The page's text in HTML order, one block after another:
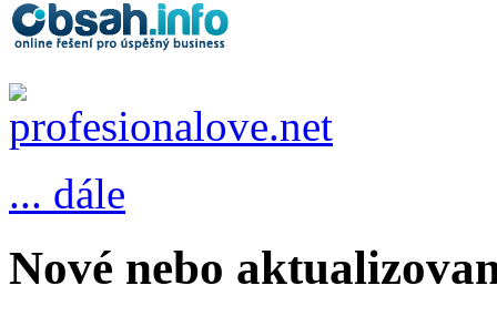
... dále
Nové nebo